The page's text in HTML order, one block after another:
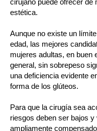
cirujano puede ofrecer de
estética.
Aunque no existe un
edad, las mejores
mujeres adultas, en buen
general, sin sobrepeso
una deficiencia evidente
forma de los glúteos.
Para que la cirugía sea
riesgos deben ser bajos y
ampliamente